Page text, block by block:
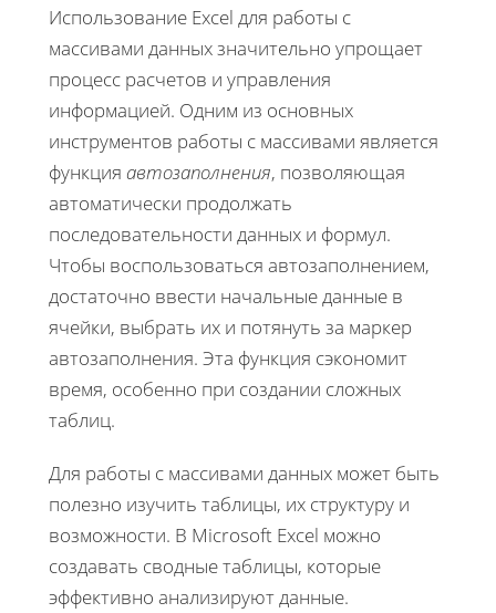
Использование Excel для работы с
массивами данных значительно упрощает
процесс расчетов и управления
информацией. Одним из основных
инструментов работы с массивами является
функция автозаполнения, позволяющая
автоматически продолжать
последовательности данных и формул.
Чтобы воспользоваться автозаполнением,
достаточно ввести начальные данные в
ячейки, выбрать их и потянуть за маркер
автозаполнения. Эта функция сэкономит
время, особенно при создании сложных
таблиц.
Для работы с массивами данных может быть
полезно изучить таблицы, их структуру и
возможности. В Microsoft Excel можно
создавать сводные таблицы, которые
эффективно анализируют данные.